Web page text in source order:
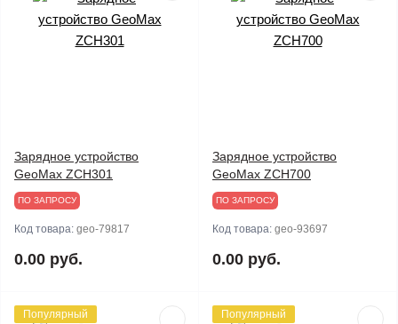
Зарядное устройство
GeoMax ZCH301
ПО ЗАПРОСУ
Код товара: geo-79817
0.00 руб.
Зарядное устройство
GeoMax ZCH700
ПО ЗАПРОСУ
Код товара: geo-93697
0.00 руб.
Популярный Популярный